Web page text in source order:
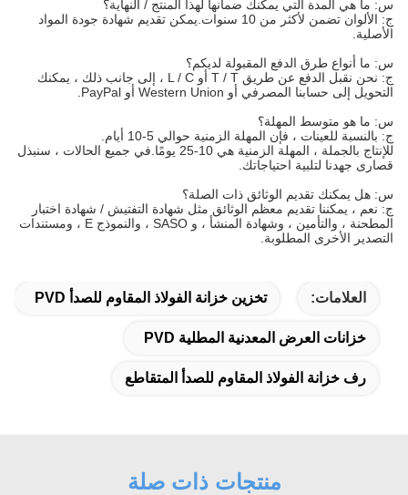
س: ما هي المدة التي يمكنك ضمانها لهذا المنتج / النهاية؟
ج: الألوان تضمن لأكثر من 10 سنوات.يمكن تقديم شهادة جودة المواد
الأصلية.
س: ما أنواع طرق الدفع المقبولة لديكم؟
ج: نحن نقبل الدفع عن طريق T / T أو L / C ، إلى جانب ذلك ، يمكنك
التحويل إلى حسابنا المصرفي أو Western Union أو PayPal.
س: ما هو متوسط ​​المهلة؟
ج: بالنسبة للعينات ، فإن المهلة الزمنية حوالي 5-10 أيام.
للإنتاج بالجملة ، المهلة الزمنية هي 10-25 يومًا.في جميع الحالات ، سنبذل
قصارى جهدنا لتلبية احتياجاتك.
س: هل يمكنك تقديم الوثائق ذات الصلة؟
ج: نعم ، يمكننا تقديم معظم الوثائق مثل شهادة التفتيش / شهادة اختبار
المطحنة ، والتأمين ، وشهادة المنشأ ، و SASO ، والنموذج E ، ومستندات
التصدير الأخرى المطلوبة.
العلامات: تخزين خزانة الفولاذ المقاوم للصدأ PVD
خزانات العرض المعدنية المطلية PVD
رف خزانة الفولاذ المقاوم للصدأ المتقاطع
منتجات ذات صلة